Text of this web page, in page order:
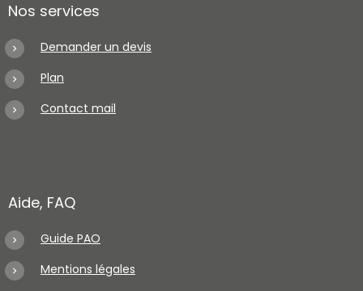
Nos services
Demander un devis
Plan
Contact mail
Aide, FAQ
Guide PAO
Mentions légales